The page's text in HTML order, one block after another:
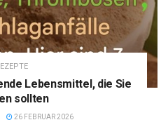
Lebensmittel, die Sie
sollten
26 FEBRUAR 2026